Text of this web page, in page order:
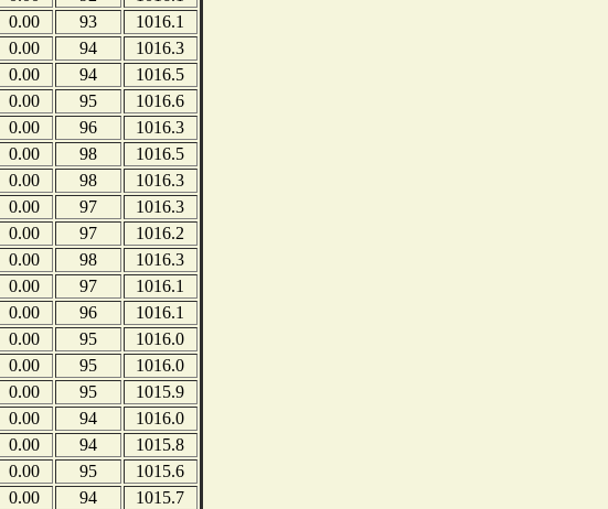
0.00 93
1016.1
0.00 94
1016.3
0.00 94
1016.5
0.00 95
1016.6
0.00 96
1016.3
0.00 98
1016.5
0.00 98
1016.3
0.00 97
1016.3
0.00 97
1016.2
0.00 98
1016.3
0.00 97
1016.1
0.00 96
1016.1
0.00 95
1016.0
0.00 95
1016.0
0.00 95
1015.9
0.00 94
1016.0
0.00 94
1015.8
0.00 95
1015.6
0.00 94
1015.7